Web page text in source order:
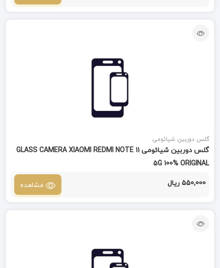
گلس دوربین شیائومی
گلس دوربین شیائومی GLASS CAMERA XIAOMI REDMI NOTE 11
5G 100% ORIGINAL
550,000 ریال مشاهده